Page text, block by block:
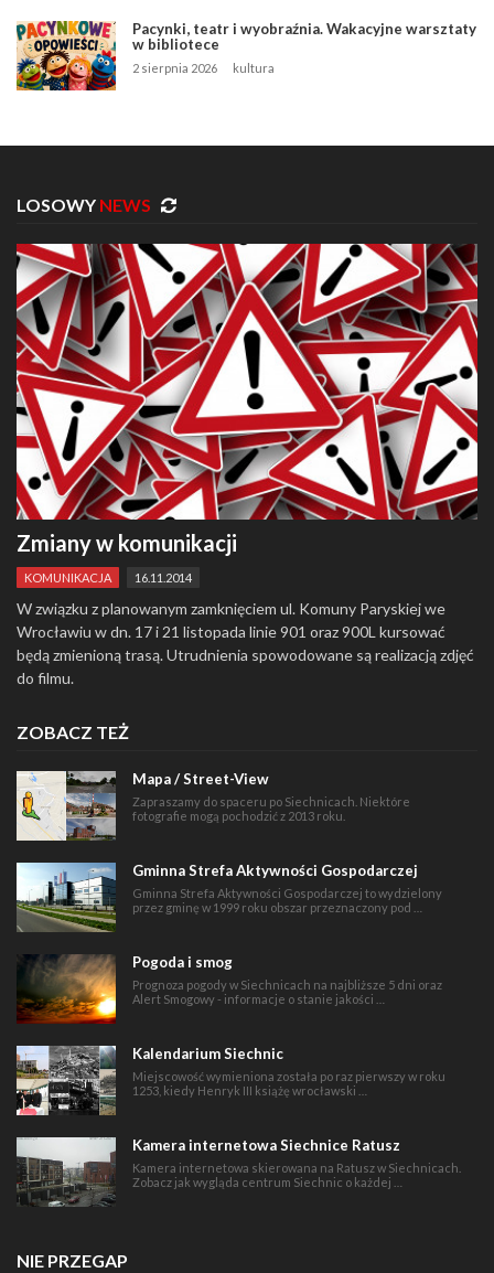
Pacynki, teatr i wyobraźnia. Wakacyjne warsztaty
w bibliotece
2 sierpnia 2026 kultura
LOSOWY NEWS
Zmiany w komunikacji
KOMUNIKACJA 16.11.2014
W związku z planowanym zamknięciem ul. Komuny Paryskiej we
Wrocławiu w dn. 17 i 21 listopada linie 901 oraz 900L kursować
będą zmienioną trasą. Utrudnienia spowodowane są realizacją zdjęć
do filmu.
ZOBACZ TEŻ
Mapa / Street-View
Zapraszamy do spaceru po Siechnicach. Niektóre
fotografie mogą pochodzić z 2013 roku.
Gminna Strefa Aktywności Gospodarczej
Gminna Strefa Aktywności Gospodarczej to wydzielony
przez gminę w 1999 roku obszar przeznaczony pod …
Pogoda i smog
Prognoza pogody w Siechnicach na najbliższe 5 dni oraz
Alert Smogowy - informacje o stanie jakości …
Kalendarium Siechnic
Miejscowość wymieniona została po raz pierwszy w roku
1253, kiedy Henryk III książę wrocławski …
Kamera internetowa Siechnice Ratusz
Kamera internetowa skierowana na Ratusz w Siechnicach.
Zobacz jak wygląda centrum Siechnic o każdej …
NIE PRZEGAP